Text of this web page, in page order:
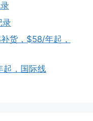
录
货，$58/年起，
起，国际线